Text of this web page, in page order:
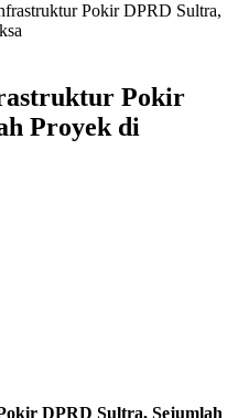
Pokir DPRD Sultra,
Pokir
Proyek di
DPRD Sultra, Sejumlah